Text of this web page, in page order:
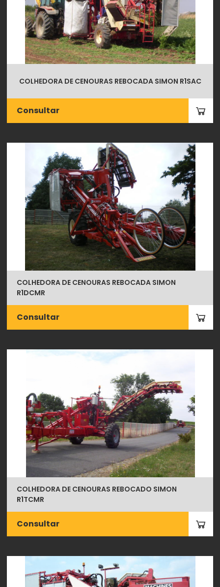
COLHEDORA DE CENOURAS REBOCADA SIMON R1SAC
Consultar
COLHEDORA DE CENOURAS REBOCADA SIMON
R1DCMR
Consultar
COLHEDORA DE CENOURAS REBOCADO SIMON
R1TCMR
Consultar